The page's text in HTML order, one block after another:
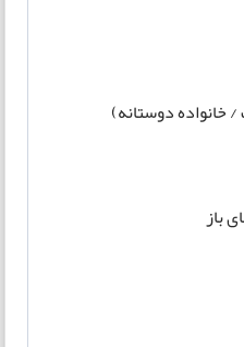
خانواده دوستانه)
باز